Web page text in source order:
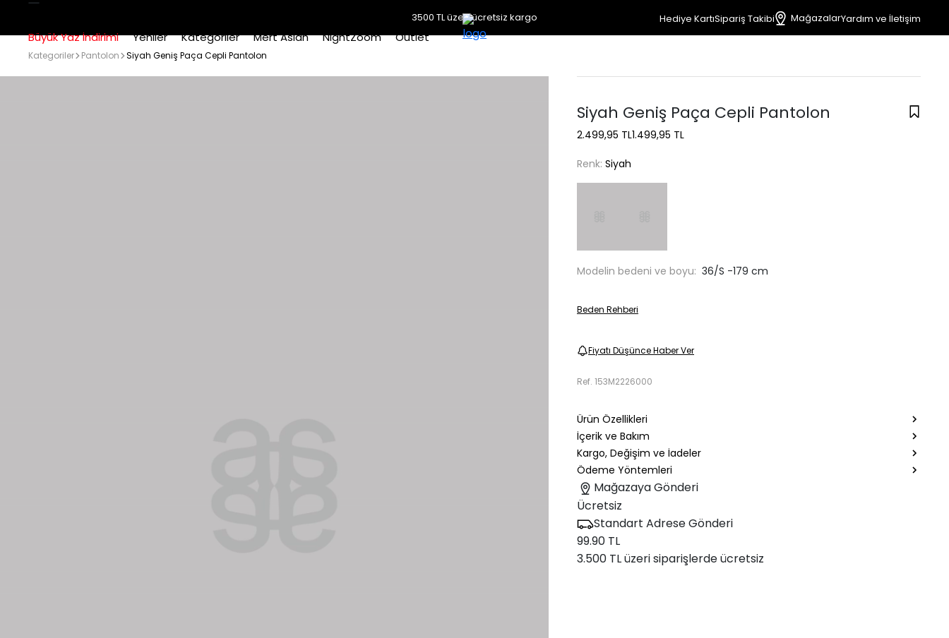
3500 TL üzeri ücretsiz kargo Hediye KartıSipariş Takibi MağazalarYardım ve İletişim
Büyük Yaz İndirimi Yeniler Kategoriler Mert Aslan NightZoom Outlet
Kategoriler Pantolon Siyah Geniş Paça Cepli Pantolon
Siyah Geniş Paça Cepli Pantolon
2.499,95 TL1.499,95 TL
Renk: Siyah
Modelin bedeni ve boyu: 36/S -179 cm
Beden Rehberi
Fiyatı Düşünce Haber Ver
Ref. 153M2226000
Ürün Özellikleri
İçerik ve Bakım
Kargo, Değişim ve İadeler
Ödeme Yöntemleri
Mağazaya Gönderi
Ücretsiz
Standart Adrese Gönderi
99.90 TL
3.500 TL üzeri siparişlerde ücretsiz